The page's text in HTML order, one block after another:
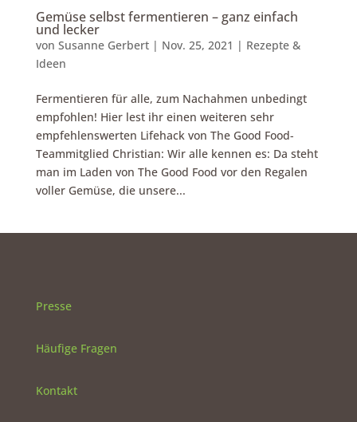
Gemüse selbst fermentieren – ganz einfach
und lecker
von Susanne Gerbert| Nov. 25, 2021 | Rezepte &
Ideen
Fermentieren für alle, zum Nachahmen unbedingt
empfohlen! Hier lest ihr einen weiteren sehr
empfehlenswerten Lifehack von The Good Food-
Teammitglied Christian: Wir alle kennen es: Da steht
man im Laden von The Good Food vor den Regalen
voller Gemüse, die unsere...
Presse
Häufige Fragen
Kontakt